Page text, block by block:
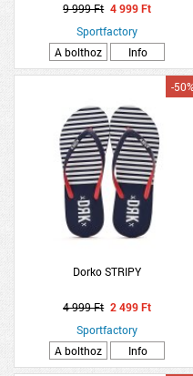
9 999 Ft 4 999 Ft
Sportfactory
A bolthoz
Info
Dorko STRIPY
-
4 999 Ft 2 499 Ft
Sportfactory
A bolthoz
Info